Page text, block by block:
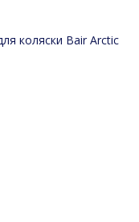
коляски Bair Arctic